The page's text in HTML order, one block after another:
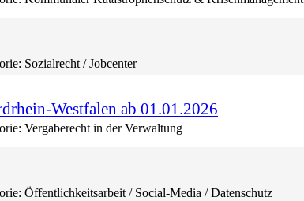
Sozialrecht / Jobcenter
Westfalen ab 01.01.2026
Vergaberecht in der Verwaltung
Öffentlichkeitsarbeit / Social-Media / Datenschutz